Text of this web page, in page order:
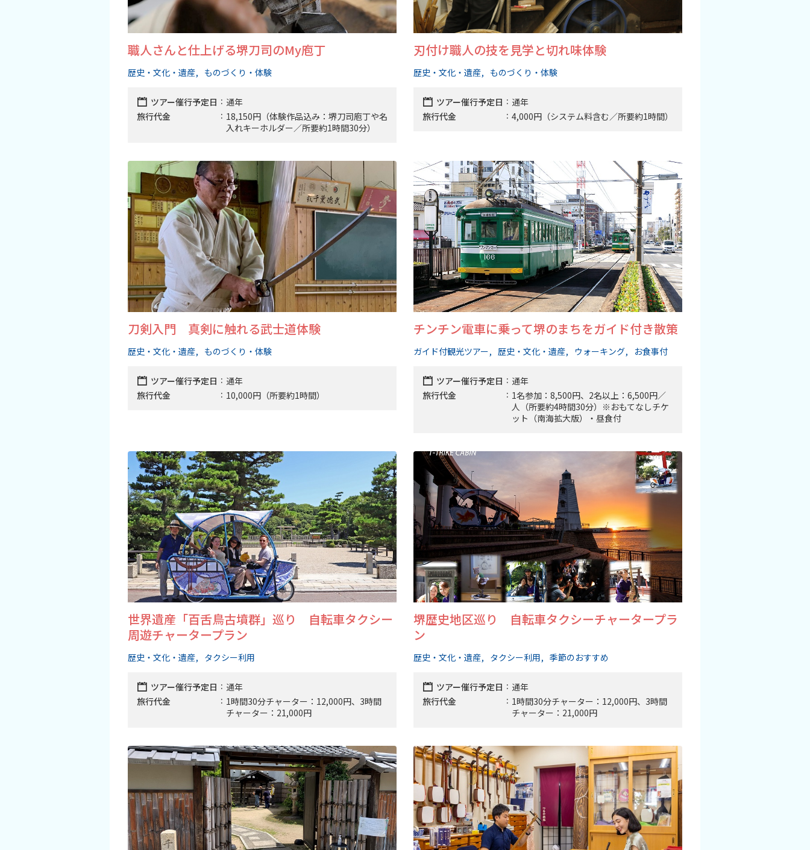
職人さんと仕上げる堺刀司のMy庖丁
歴史・文化・遺産 ものづくり・体験
ツアー催行予定日
通年
旅行代金
18,150円（体験作品込み：堺刀司庖丁や名
入れキーホルダー／所要約1時間30分）
刃付け職人の技を見学と切れ味体験
歴史・文化・遺産 ものづくり・体験
ツアー催行予定日
通年
旅行代金
4,000円（システム料含む／所要約1時間）
刀剣入門 真剣に触れる武士道体験
歴史・文化・遺産 ものづくり・体験
ツアー催行予定日
通年
旅行代金
10,000円（所要約1時間）
チンチン電車に乗って堺のまちをガイド付き散策
ガイド付観光ツアー 歴史・文化・遺産 ウォーキング お食事付
ツアー催行予定日
通年
旅行代金
1名参加：8,500円、2名以上：6,500円／
人（所要約4時間30分）※おもてなしチケ
ット（南海拡大版）・昼食付
世界遺産「百舌鳥古墳群」巡り 自転車タクシー
周遊チャータープラン
歴史・文化・遺産 タクシー利用
ツアー催行予定日
通年
旅行代金
1時間30分チャーター：12,000円、3時間
チャーター：21,000円
堺歴史地区巡り 自転車タクシーチャータープラ
ン
歴史・文化・遺産 タクシー利用 季節のおすすめ
ツアー催行予定日
通年
旅行代金
1時間30分チャーター：12,000円、3時間
チャーター：21,000円